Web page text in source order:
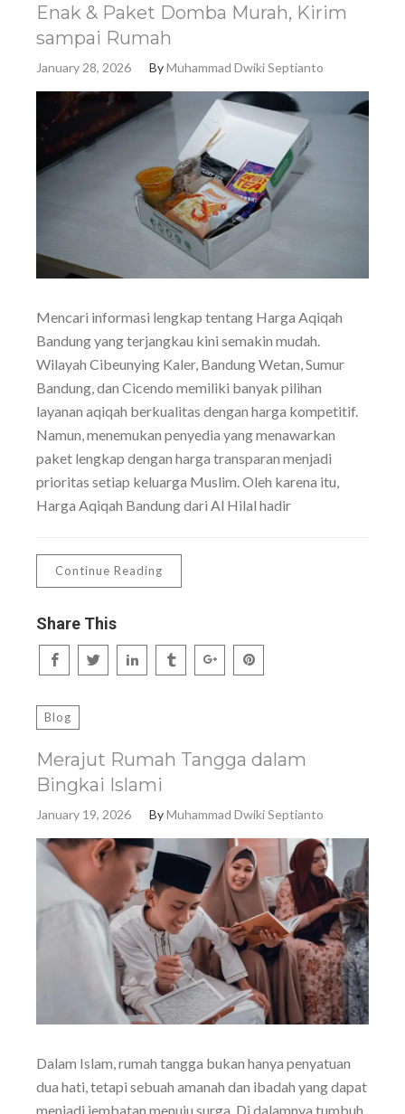
Enak & Paket Domba Murah, Kirim
sampai Rumah
January 28, 2026 ByMuhammad Dwiki Septianto
Mencari informasi lengkap tentang Harga Aqiqah
Bandung yang terjangkau kini semakin mudah.
Wilayah Cibeunying Kaler, Bandung Wetan, Sumur
Bandung, dan Cicendo memiliki banyak pilihan
layanan aqiqah berkualitas dengan harga kompetitif.
Namun, menemukan penyedia yang menawarkan
paket lengkap dengan harga transparan menjadi
prioritas setiap keluarga Muslim. Oleh karena itu,
Harga Aqiqah Bandung dari Al Hilal hadir
Continue Reading
Share This
Blog
Merajut Rumah Tangga dalam
Bingkai Islami
January 19, 2026 ByMuhammad Dwiki Septianto
Dalam Islam, rumah tangga bukan hanya penyatuan
dua hati, tetapi sebuah amanah dan ibadah yang dapat
menjadi jembatan menuju surga. Di dalamnya tumbuh